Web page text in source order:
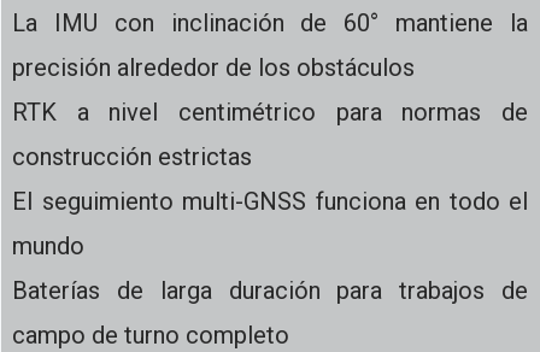
La IMU con inclinación de 60° mantiene la
precisión alrededor de los obstáculos
RTK a nivel centimétrico para normas de
construcción estrictas
El seguimiento multi-GNSS funciona en todo el
mundo
Baterías de larga duración para trabajos de
campo de turno completo